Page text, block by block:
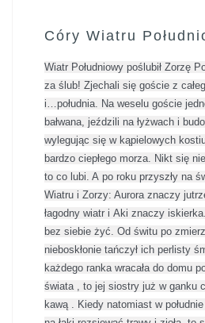
Córy Wiatru
Wiatr Południowy poślubił Zorzę
za ślub! Zjechali się goście z
i…południa. Na weselu goście
bałwana, jeździli na łyżwach i
wylegując się w kąpielowych
bardzo ciepłego morza. Nikt się nie
to co lubi. A po roku przyszły na
Wiatru i Zorzy: Aurora znaczy
łagodny wiatr i Aki znaczy
bez siebie żyć. Od świtu po
nieboskłonie tańczył ich perlisty
każdego ranka wracała do domu
świata , to jej siostry już w ganku
kawą . Kiedy natomiast w